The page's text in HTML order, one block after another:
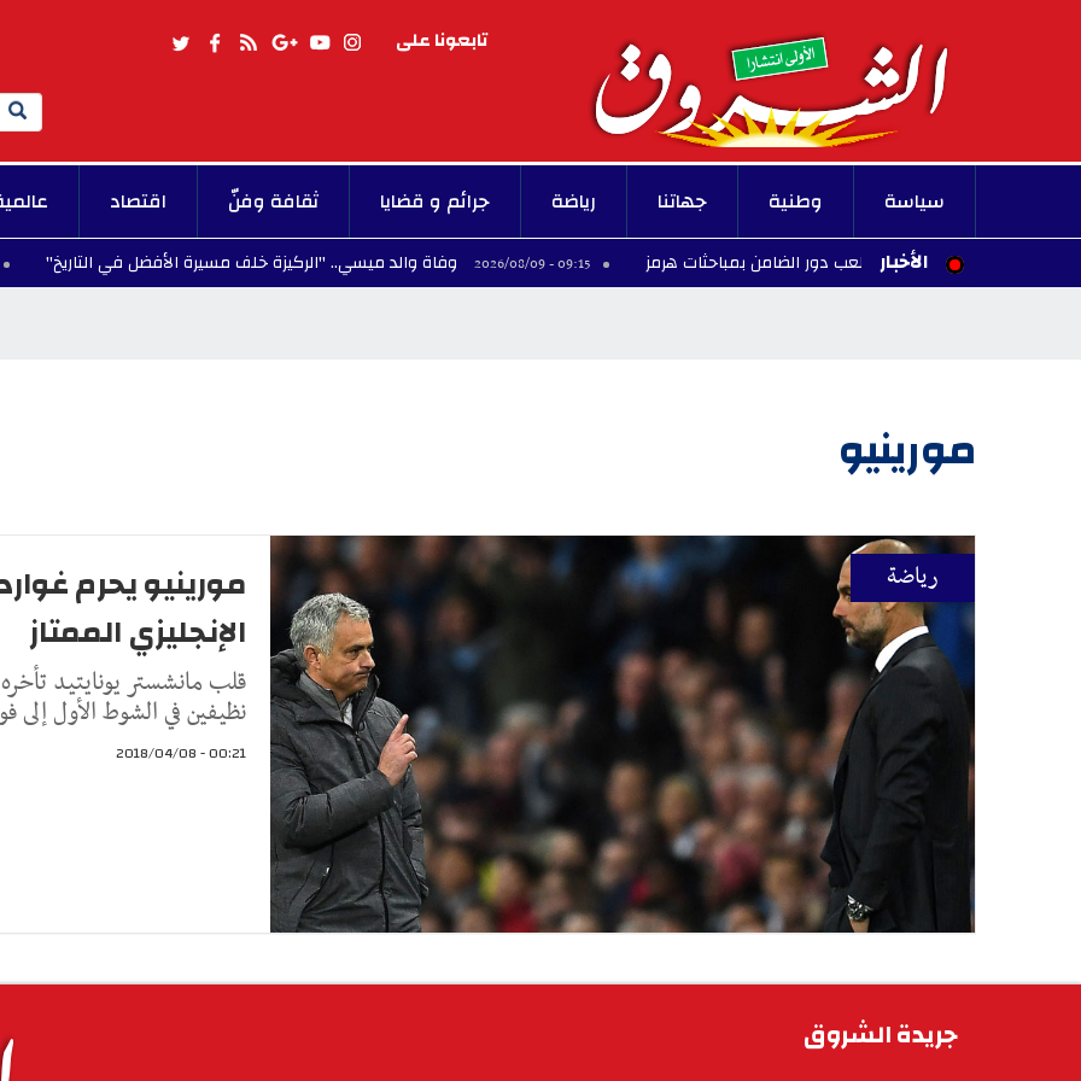
تابعونا على
Search
سياسة وطنية جهاتنا رياضة جرائم و قضايا ثقافة وفنّ اقتصاد
الأخبار
الصين تنسق مع إيران للعب دور الضامن بمباحثات هرمز 09:15 - 2026/08/09 وفاة والد ميسي.. "الركيزة خلف مسيرة الأفضل في التاريخ" 09
مورينيو
رياضة
مورينيو يحرم
الإنجليزي الممتاز
قلب مانشستر يونايتيد
نظيفين في الشوط الأول إلى
00:21 - 2018/04/08
جريدة الشروق